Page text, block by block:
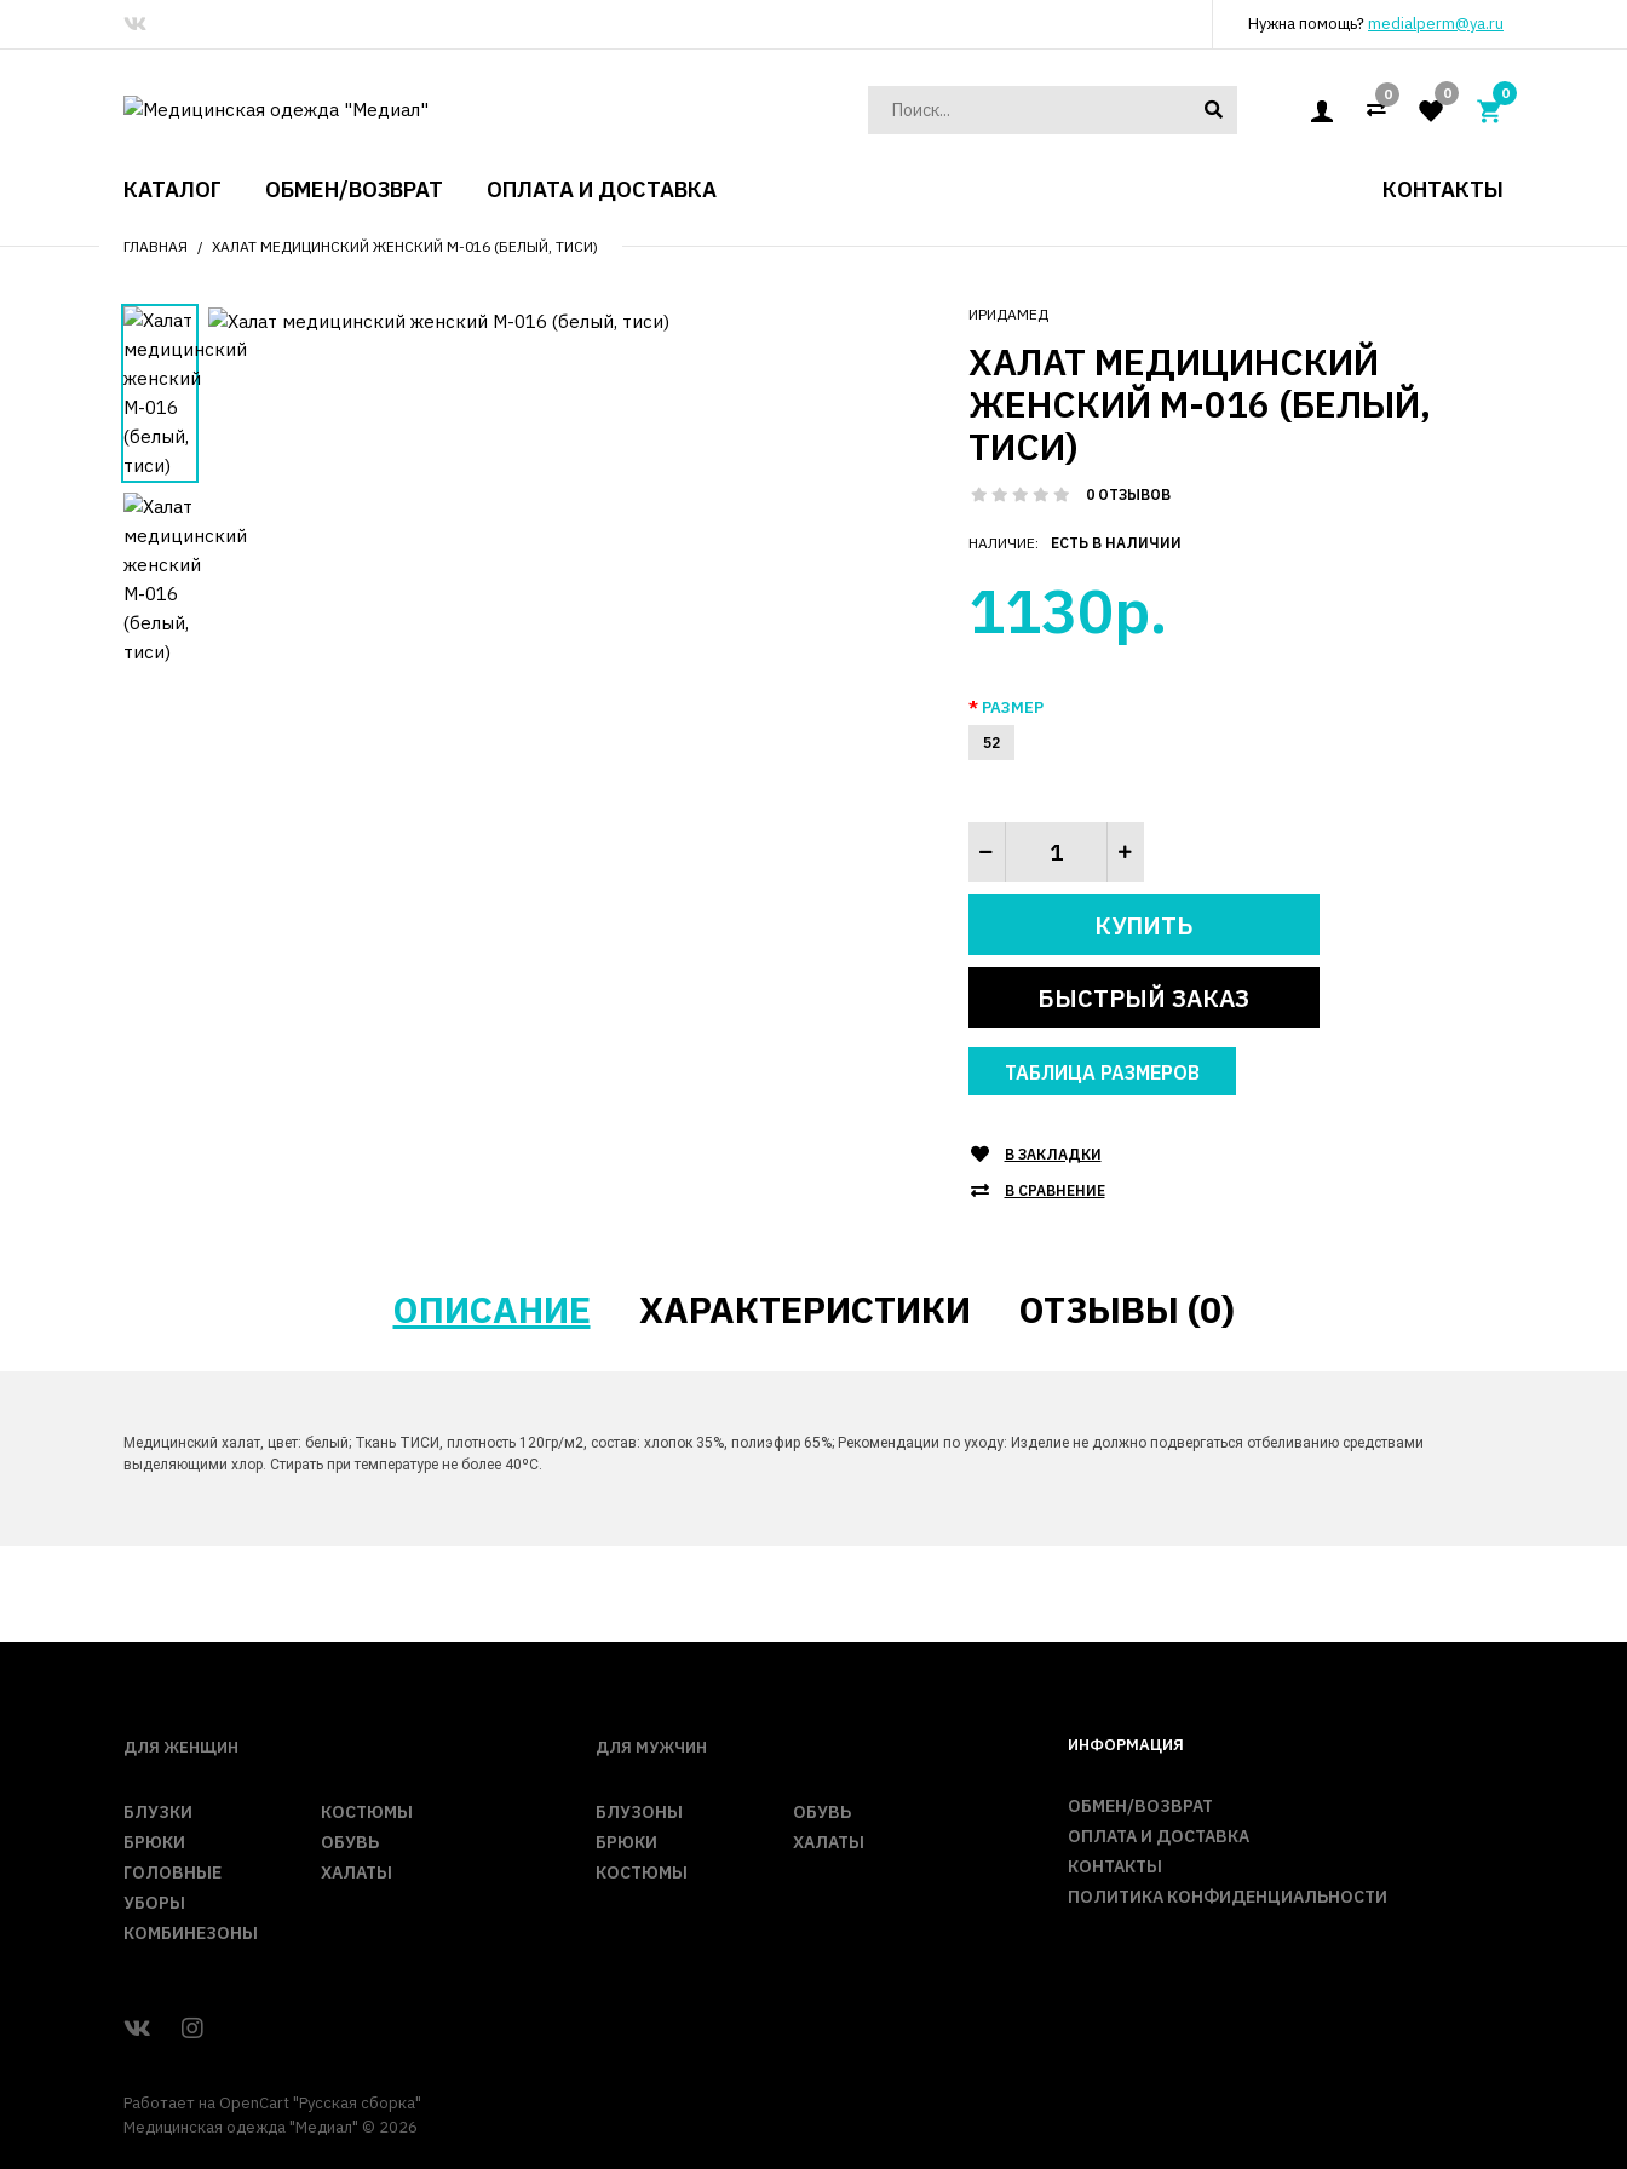
Нужна помощь?medialperm@ya.ru
0 0 0
КАТАЛОГ ОБМЕН/ВОЗВРАТ ОПЛАТА И ДОСТАВКА КОНТАКТЫ
ГЛАВНАЯ ХАЛАТ МЕДИЦИНСКИЙ ЖЕНСКИЙ М-016 (БЕЛЫЙ, ТИСИ)
ИРИДАМЕД
ХАЛАТ МЕДИЦИНСКИЙ
ЖЕНСКИЙ М-016 (БЕЛЫЙ,
ТИСИ)
0 ОТЗЫВОВ
НАЛИЧИЕ: ЕСТЬ В НАЛИЧИИ
1130р.
РАЗМЕР
52
БЫСТРЫЙ ЗАКАЗ
ТАБЛИЦА РАЗМЕРОВ
В ЗАКЛАДКИ
В СРАВНЕНИЕ
ОПИСАНИЕ ХАРАКТЕРИСТИКИ ОТЗЫВЫ (0)
Медицинский халат, цвет: белый; Ткань ТИСИ, плотность 120гр/м2, состав: хлопок 35%, полиэфир 65%; Рекомендации по уходу: Изделие не должно подвергаться отбеливанию средствами
выделяющими хлор. Стирать при температуре не более 40ºС.
ДЛЯ ЖЕНЩИН
БЛУЗКИ
БРЮКИ
ГОЛОВНЫЕ
УБОРЫ
КОМБИНЕЗОНЫ
КОСТЮМЫ
ОБУВЬ
ХАЛАТЫ
ДЛЯ МУЖЧИН
БЛУЗОНЫ
БРЮКИ
КОСТЮМЫ
ОБУВЬ
ХАЛАТЫ
ИНФОРМАЦИЯ
ОБМЕН/ВОЗВРАТ
ОПЛАТА И ДОСТАВКА
КОНТАКТЫ
ПОЛИТИКА КОНФИДЕНЦИАЛЬНОСТИ
Работает на OpenCart "Русская сборка"
Медицинская одежда "Медиал" © 2026